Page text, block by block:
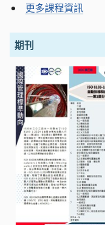
更多課程資訊
期刊